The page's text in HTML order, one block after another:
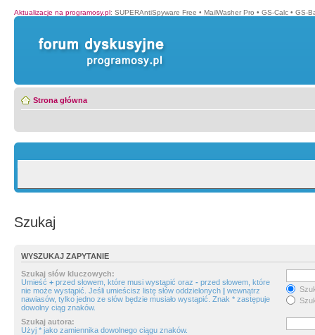
Aktualizacje na programosy.pl: SUPERAntiSpyware Free • MailWasher Pro • GS-Calc • GS-
Strona główna
Szukaj
WYSZUKAJ ZAPYTANIE
Szukaj słów kluczowych:
Umieść + przed słowem, które musi wystąpić oraz - przed słowem, które
nie może wystąpić. Jeśli umieścisz listę słów oddzielonych | wewnątrz
nawiasów, tylko jedno ze słów będzie musiało wystąpić. Znak * zastępuje
dowolny ciąg znaków.
Szukaj autora:
Użyj * jako zamiennika dowolnego ciągu znaków.